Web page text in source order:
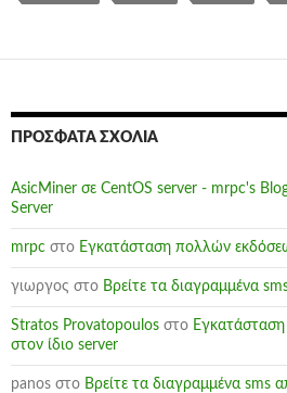
ΠΡΌΣΦΑΤΑ ΣΧΌΛΙΑ
AsicMiner σε CentOS server - mrpc's
Server
mrpc στο Εγκατάσταση πολλών
γιωργος στο Βρείτε τα διαγραμμένα
Stratos Provatopoulos στο
στον ίδιο server
panos στο Βρείτε τα διαγραμμένα sms